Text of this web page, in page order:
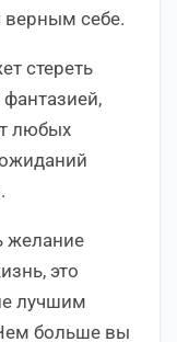
верным себе.
стереть
любых
желание
это
лучшим
больше вы